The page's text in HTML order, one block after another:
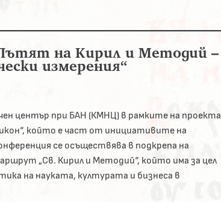
на Кирил и Методий –
измерения“
център при БАН (КМНЦ) в рамките на проекта
който е част от инициативите на
се осъществява в подкрепа на
„Св. Кирил и Методий“, който има за цел
на науката, културата и бизнеса в